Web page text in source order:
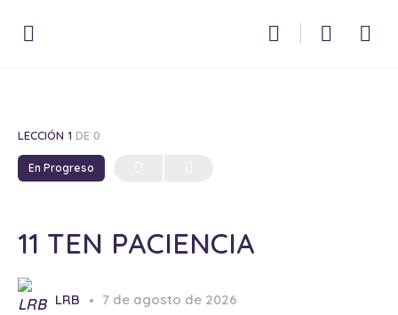
LECCIÓN 1 DE 0
En Progreso
11 TEN PACIENCIA
LRB 7 de agosto de 2026